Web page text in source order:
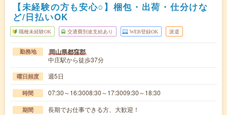
【未経験の方も安心○】梱包・出荷・仕分けな
ど/日払いOK
職種未経験OK 交通費別途支給あり WEB登録OK 派遣
勤務地 岡山県都窪郡
中庄駅から徒歩37分
曜日頻度 週5日
時間 07:30～16:3008:30～17:3009:30～18:30
期間 長期でお仕事できる方、大歓迎！